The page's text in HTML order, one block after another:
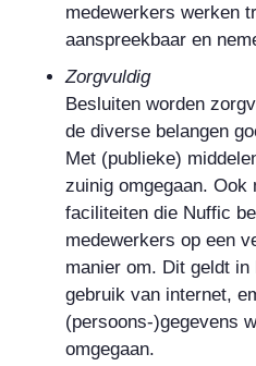
medewerkers werken
aanspreekbaar en
Zorgvuldig
Besluiten worden
de diverse belangen
Met (publieke)
zuinig omgegaan. Ook
faciliteiten die Nuffic
medewerkers op een
manier om. Dit geldt
gebruik van internet,
(persoons-)gegevens
omgegaan.